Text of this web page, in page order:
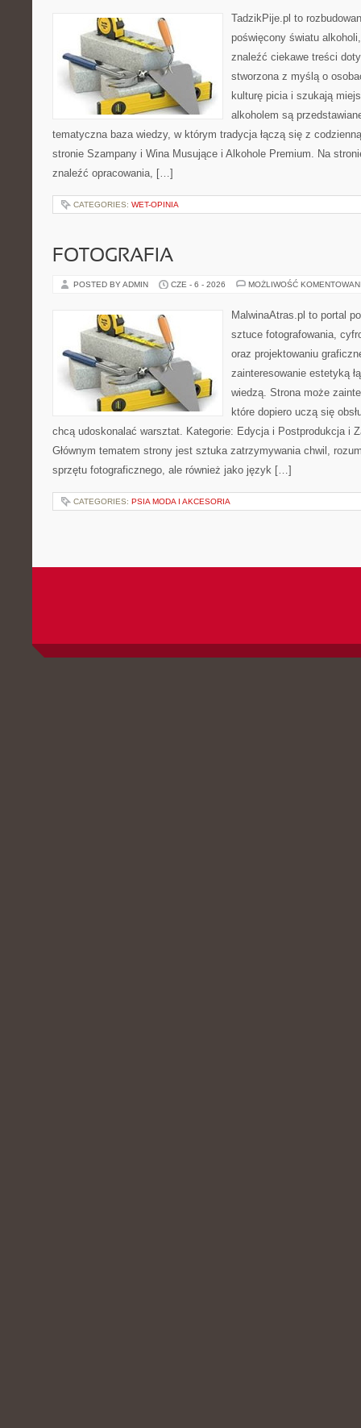
TadzikPije.pl to
poświęcony światu
znaleźć ciekawe treści
stworzona z myślą o
kulturę picia i szukają
alkoholem są
tematyczna baza wiedzy, w którym tradycja łączą się z
stronie Szampany i Wina Musujące i Alkohole Premium. Na
znaleźć opracowania, […]
CATEGORIES: WET-OPINIA
FOTOGRAFIA
POSTED BY ADMIN CZE - 6 - 2026 MOŻLIWOŚĆ
MalwinaAtras.pl to portal
sztuce fotografowania,
oraz projektowaniu
zainteresowanie estetyką
wiedzą. Strona może
które dopiero uczą się
chcą udoskonalać warsztat. Kategorie: Edycja i Postprodukcja i
Głównym tematem strony jest sztuka zatrzymywania chwil,
sprzętu fotograficznego, ale również jako język […]
CATEGORIES: PSIA MODA I AKCESORIA